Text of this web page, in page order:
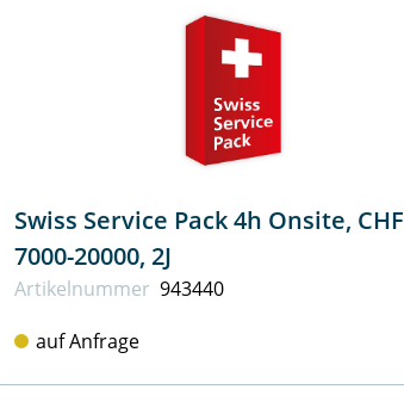
Swiss Service Pack 4h Onsite, CHF
7000-20000, 2J
Artikel­nummer 943440
auf Anfrage